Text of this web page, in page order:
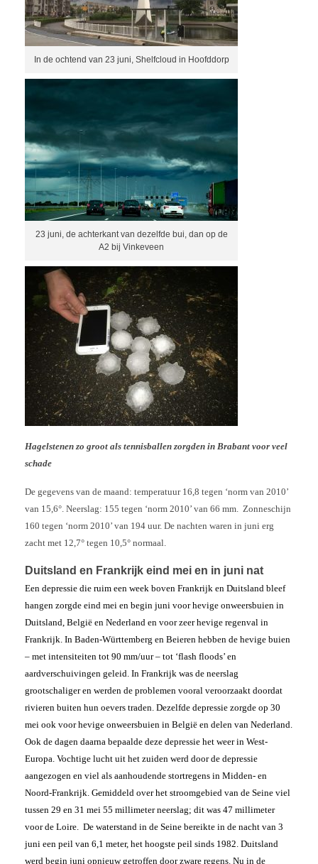
In de ochtend van 23 juni, Shelfcloud in Hoofddorp
23 juni, de achterkant van dezelfde bui, dan op de
A2 bij Vinkeveen
Hagelstenen zo groot als tennisballen zorgden in Brabant voor veel
schade
De gegevens van de maand: temperatuur 16,8 tegen ‘norm van 2010’
van 15,6°. Neerslag: 155 tegen ‘norm 2010’ van 66 mm. Zonneschijn
160 tegen ‘norm 2010’ van 194 uur. De nachten waren in juni erg
zacht met 12,7° tegen 10,5° normaal.
Duitsland en Frankrijk eind mei en in juni nat
Een depressie die ruim een week boven Frankrijk en Duitsland bleef
hangen zorgde eind mei en begin juni voor hevige onweersbuien in
Duitsland, België en Nederland en voor zeer hevige regenval in
Frankrijk. In Baden-Württemberg en Beieren hebben de hevige buien
– met intensiteiten tot 90 mm/uur – tot ‘flash floods’ en
aardverschuivingen geleid. In Frankrijk was de neerslag
grootschaliger en werden de problemen vooral veroorzaakt doordat
rivieren buiten hun oevers traden. Dezelfde depressie zorgde op 30
mei ook voor hevige onweersbuien in België en delen van Nederland.
Ook de dagen daarna bepaalde deze depressie het weer in West-
Europa. Vochtige lucht uit het zuiden werd door de depressie
aangezogen en viel als aanhoudende stortregens in Midden- en
Noord-Frankrijk. Gemiddeld over het stroomgebied van de Seine viel
tussen 29 en 31 mei 55 millimeter neerslag; dit was 47 millimeter
voor de Loire. De waterstand in de Seine bereikte in de nacht van 3
juni een peil van 6,1 meter, het hoogste peil sinds 1982. Duitsland
werd begin juni opnieuw getroffen door zware regens. Nu in de